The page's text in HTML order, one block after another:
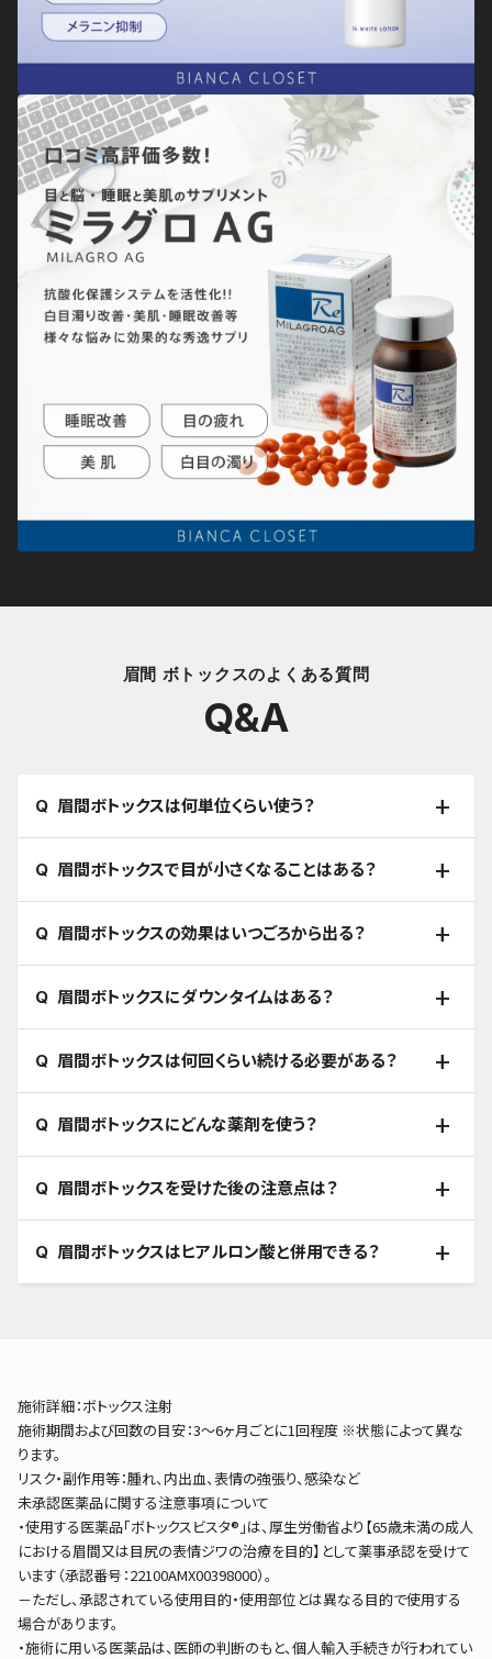
眉間 ボトックスのよくある質問
Q&A
眉間ボトックスは何単位くらい使う？
眉間ボトックスで目が小さくなることはある？
眉間ボトックスの効果はいつごろから出る？
眉間ボトックスにダウンタイムはある？
眉間ボトックスは何回くらい続ける必要がある？
眉間ボトックスにどんな薬剤を使う？
眉間ボトックスを受けた後の注意点は？
眉間ボトックスはヒアルロン酸と併用できる？
施術詳細：ボトックス注射
施術期間および回数の目安：3～6ヶ月ごとに1回程度 ※状態によって異な
ります。
リスク・副作用等：腫れ、内出血、表情の強張り、感染など
未承認医薬品に関する注意事項について
・使用する医薬品「ボトックスビスタ®」は、厚生労働省より【65歳未満の成人
における眉間又は目尻の表情ジワの治療を目的】として薬事承認を受けて
います（承認番号：22100AMX00398000）。
－ただし、承認されている使用目的・使用部位とは異なる目的で使用する
場合があります。
・施術に用いる医薬品は、医師の判断のもと、個人輸入手続きが行われてい